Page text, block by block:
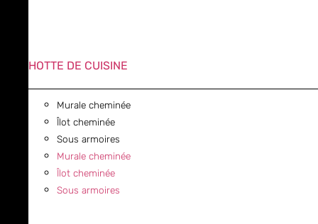
HOTTE DE CUISINE
Murale cheminée
Îlot cheminée
Sous armoires
Murale cheminée
Îlot cheminée
Sous armoires